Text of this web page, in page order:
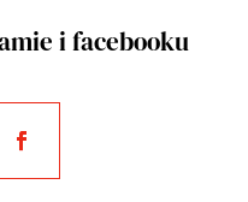
i facebooku